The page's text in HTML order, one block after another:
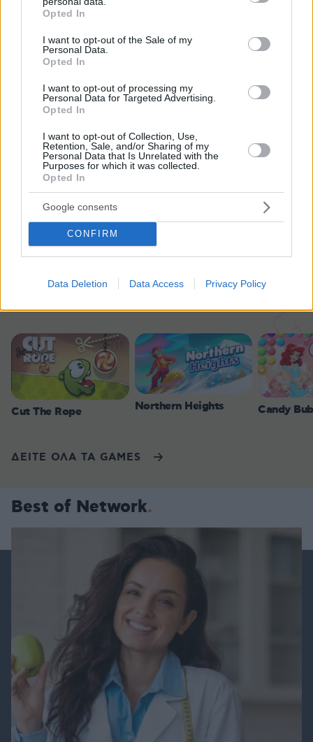
grant or deny consent to Google and its third-party tags to
use your data for below specified purposes in below Google
consent section.
Opted In
I want to opt-out of the Sale of my
Personal Data.
Opted In
I want to opt-out of processing my
Personal Data for Targeted Advertising.
Opted In
I want to opt-out of Collection, Use,
Retention, Sale, and/or Sharing of my
Personal Data that Is Unrelated with the
Purposes for which it was collected.
Opted In
Google consents
CONFIRM
Data Deletion Data Access Privacy Policy
Η αποκαλυπτική κατάθεση της
γνωρίσαμε τη Λίσα, γιατί υποψιάστηκα
ότι ήταν το πτώμα στη βαλίτσα
Για πέμπτη συνεχόμενη χρονιά στο
ΠΑΓΝΗ ο Βλαδίμηρος Κυριακίδης,
βρέθηκε κοντά στα παιδιά και άκουσε
τις ιστορίες τους
06.08.2026, 17:38 16
Games
Cut The Rope Northern Heights Candy
ΔΕΙΤΕ ΟΛΑ ΤΑ GAMES
Best of Network